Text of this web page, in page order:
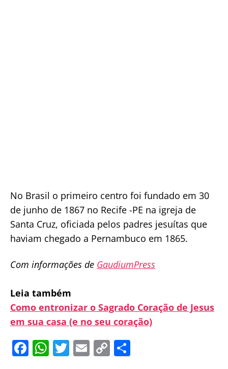
No Brasil o primeiro centro foi fundado em 30
de junho de 1867 no Recife -PE na igreja de
Santa Cruz, oficiada pelos padres jesuítas que
haviam chegado a Pernambuco em 1865.
Com informações de GaudiumPress
Leia também
Como entronizar o Sagrado Coração de Jesus
em sua casa (e no seu coração)
F W T E C